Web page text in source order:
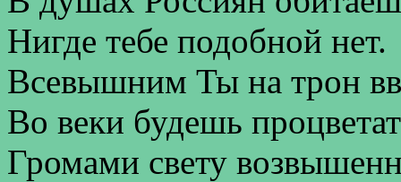
Нигде тебе подобной нет.
Всевышним Ты на трон
Во веки будешь
Громами свету